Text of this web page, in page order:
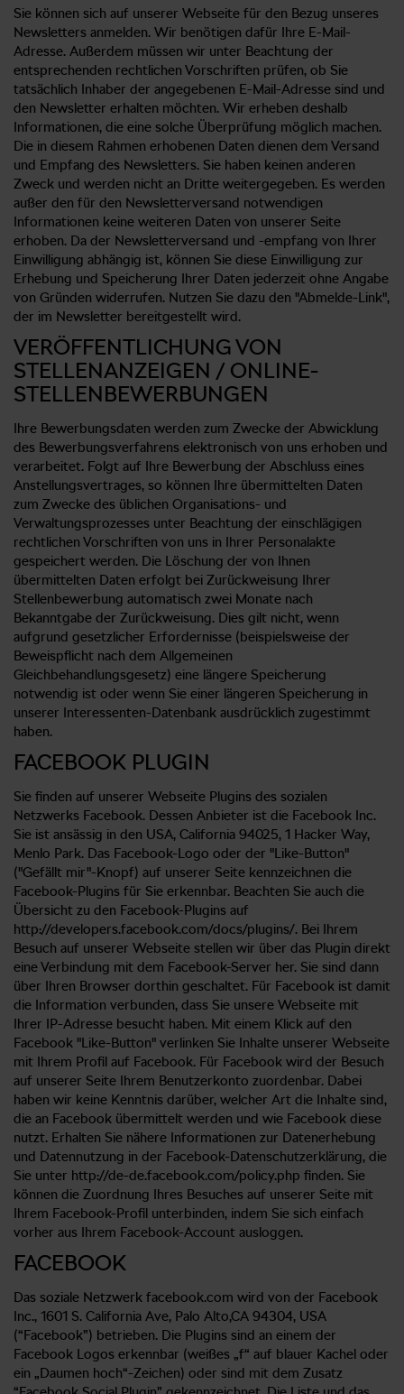
Sie können sich auf unserer Webseite für den Bezug unseres
Newsletters anmelden. Wir benötigen dafür Ihre E-Mail-
Adresse. Außerdem müssen wir unter Beachtung der
entsprechenden rechtlichen Vorschriften prüfen, ob Sie
tatsächlich Inhaber der angegebenen E-Mail-Adresse sind und
den Newsletter erhalten möchten. Wir erheben deshalb
Informationen, die eine solche Überprüfung möglich machen.
Die in diesem Rahmen erhobenen Daten dienen dem Versand
und Empfang des Newsletters. Sie haben keinen anderen
Zweck und werden nicht an Dritte weitergegeben. Es werden
außer den für den Newsletterversand notwendigen
Informationen keine weiteren Daten von unserer Seite
erhoben. Da der Newsletterversand und -empfang von Ihrer
Einwilligung abhängig ist, können Sie diese Einwilligung zur
Erhebung und Speicherung Ihrer Daten jederzeit ohne Angabe
von Gründen widerrufen. Nutzen Sie dazu den "Abmelde-Link",
der im Newsletter bereitgestellt wird.
VERÖFFENTLICHUNG VON
STELLENANZEIGEN / ONLINE-
STELLENBEWERBUNGEN
Ihre Bewerbungsdaten werden zum Zwecke der Abwicklung
des Bewerbungsverfahrens elektronisch von uns erhoben und
verarbeitet. Folgt auf Ihre Bewerbung der Abschluss eines
Anstellungsvertrages, so können Ihre übermittelten Daten
zum Zwecke des üblichen Organisations- und
Verwaltungsprozesses unter Beachtung der einschlägigen
rechtlichen Vorschriften von uns in Ihrer Personalakte
gespeichert werden. Die Löschung der von Ihnen
übermittelten Daten erfolgt bei Zurückweisung Ihrer
Stellenbewerbung automatisch zwei Monate nach
Bekanntgabe der Zurückweisung. Dies gilt nicht, wenn
aufgrund gesetzlicher Erfordernisse (beispielsweise der
Beweispflicht nach dem Allgemeinen
Gleichbehandlungsgesetz) eine längere Speicherung
notwendig ist oder wenn Sie einer längeren Speicherung in
unserer Interessenten-Datenbank ausdrücklich zugestimmt
haben.
FACEBOOK PLUGIN
Sie finden auf unserer Webseite Plugins des sozialen
Netzwerks Facebook. Dessen Anbieter ist die Facebook Inc.
Sie ist ansässig in den USA, California 94025, 1 Hacker Way,
Menlo Park. Das Facebook-Logo oder der "Like-Button"
("Gefällt mir"-Knopf) auf unserer Seite kennzeichnen die
Facebook-Plugins für Sie erkennbar. Beachten Sie auch die
Übersicht zu den Facebook-Plugins auf
http://developers.facebook.com/docs/plugins/. Bei Ihrem
Besuch auf unserer Webseite stellen wir über das Plugin direkt
eine Verbindung mit dem Facebook-Server her. Sie sind dann
über Ihren Browser dorthin geschaltet. Für Facebook ist damit
die Information verbunden, dass Sie unsere Webseite mit
Ihrer IP-Adresse besucht haben. Mit einem Klick auf den
Facebook "Like-Button" verlinken Sie Inhalte unserer Webseite
mit Ihrem Profil auf Facebook. Für Facebook wird der Besuch
auf unserer Seite Ihrem Benutzerkonto zuordenbar. Dabei
haben wir keine Kenntnis darüber, welcher Art die Inhalte sind,
die an Facebook übermittelt werden und wie Facebook diese
nutzt. Erhalten Sie nähere Informationen zur Datenerhebung
und Datennutzung in der Facebook-Datenschutzerklärung, die
Sie unter http://de-de.facebook.com/policy.php finden. Sie
können die Zuordnung Ihres Besuches auf unserer Seite mit
Ihrem Facebook-Profil unterbinden, indem Sie sich einfach
vorher aus Ihrem Facebook-Account ausloggen.
FACEBOOK
Das soziale Netzwerk facebook.com wird von der Facebook
Inc., 1601 S. California Ave, Palo Alto,CA 94304, USA
(“Facebook”) betrieben. Die Plugins sind an einem der
Facebook Logos erkennbar (weißes „f“ auf blauer Kachel oder
ein „Daumen hoch“-Zeichen) oder sind mit dem Zusatz